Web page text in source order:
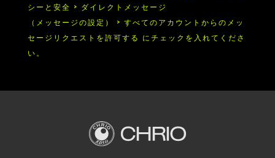
シーと安全 > ダイレクトメッセージ
（メッセージの設定） > すべてのアカウントからのメッ
セージリクエストを許可する にチェックを入れてくださ
い。